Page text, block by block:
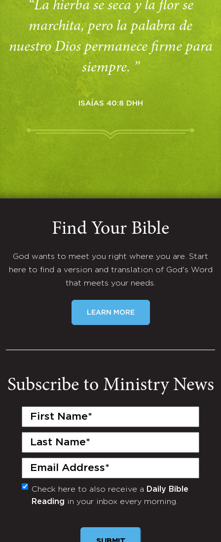
“La hierba se seca y la flor se
marchita, pero la palabra de
nuestro Dios permanece firme para
siempre. ”
ISAÍAS 40:8 DHH
Find Your Bible
God wants to meet you right where you are. Start
here to find a version and translation of God's Word
that meets your needs.
LEARN MORE
Subscribe to Ministry News
First
Last
Email
(Required)
Monthly
Newsletter
Check here to also receive a Daily Bible
Reading in your inbox every morning.